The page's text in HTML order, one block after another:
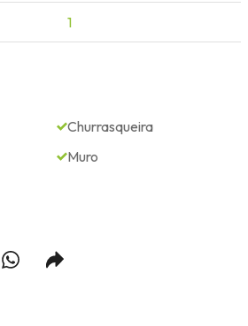
1
Churrasqueira
Muro